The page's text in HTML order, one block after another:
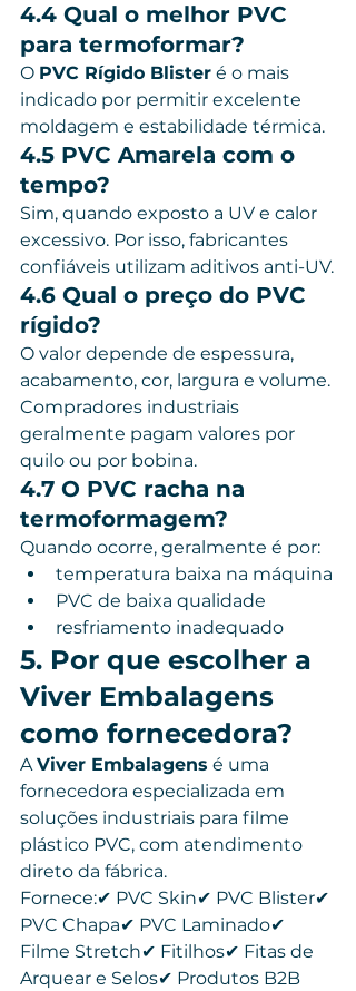
4.4 Qual o melhor PVC
para termoformar?
O PVC Rígido Blister é o mais
indicado por permitir excelente
moldagem e estabilidade térmica.
4.5 PVC Amarela com o
tempo?
Sim, quando exposto a UV e calor
excessivo. Por isso, fabricantes
confiáveis utilizam aditivos anti-UV.
4.6 Qual o preço do PVC
rígido?
O valor depende de espessura,
acabamento, cor, largura e volume.
Compradores industriais
geralmente pagam valores por
quilo ou por bobina.
4.7 O PVC racha na
termoformagem?
Quando ocorre, geralmente é por:
temperatura baixa na máquina
PVC de baixa qualidade
resfriamento inadequado
5. Por que escolher a
Viver Embalagens
como fornecedora?
A Viver Embalagens é uma
fornecedora especializada em
soluções industriais para filme
plástico PVC, com atendimento
direto da fábrica.
Fornece:✔ PVC Skin✔ PVC Blister✔
PVC Chapa✔ PVC Laminado✔
Filme Stretch✔ Fitilhos✔ Fitas de
Arquear e Selos✔ Produtos B2B